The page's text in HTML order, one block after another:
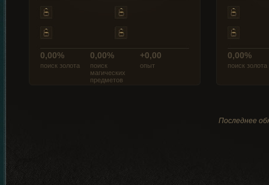
0,00%
поиск золота
0,00%
поиск
магических
предметов
+0,00
опыт
0,00%
поиск золота
Последнее